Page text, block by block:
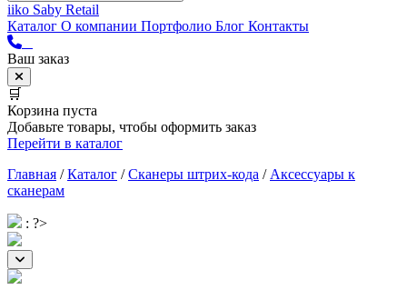
iiko Saby Retail
Каталог О компании Портфолио Блог Контакты
Ваш заказ
🛒
Корзина пуста
Добавьте товары, чтобы оформить заказ
Перейти в каталог
Главная /Каталог /Сканеры штрих-кода / Аксессуары к
сканерам
: ?>